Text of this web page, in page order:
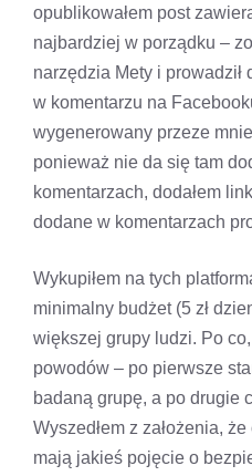
opublikowałem post
najbardziej w porządku –
narzędzia Mety i
w komentarzu na
wygenerowany przeze
ponieważ nie da się tam
komentarzach, dodałem
dodane w komentarzach
Wykupiłem na tych
minimalny budżet (5 zł
większej grupy ludzi. Po
powodów – po pierwsze
badaną grupę, a po drugie
Wyszedłem z założenia,
mają jakieś pojęcie o